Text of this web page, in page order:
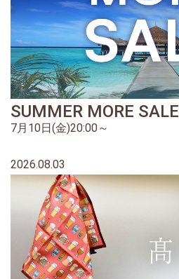
SUMMER MORE SALE
7月10日(金)20:00～
2026.08.03